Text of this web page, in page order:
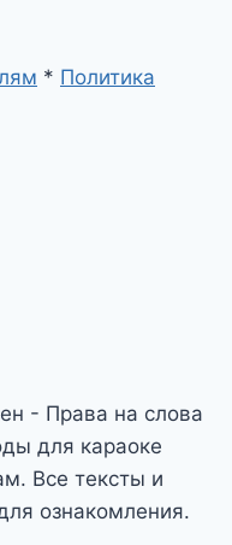
* Политика
- Права на слова
для караоке
Все тексты и
ознакомления.